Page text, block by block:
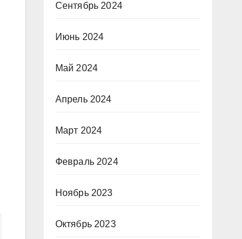
Сентябрь 2024
Июнь 2024
Май 2024
Апрель 2024
Март 2024
Февраль 2024
Ноябрь 2023
Октябрь 2023